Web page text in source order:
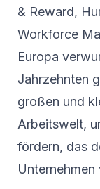
& Reward,
Workforce
Europa
Jahrzehnten
großen und
Arbeitswelt,
fördern, das